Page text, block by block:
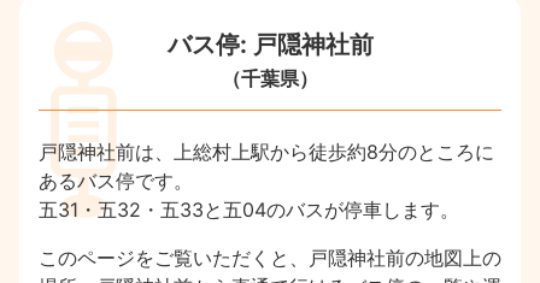
バス停: 戸隠神社前
（千葉県）
戸隠神社前は、上総村上駅から徒歩約8分のところに
あるバス停です。
五31・五32・五33と五04のバスが停車します。
このページをご覧いただくと、戸隠神社前の地図上の